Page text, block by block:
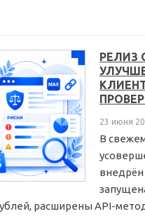
РЕЛИЗ
23 июня
В
внедрён
расширены API-